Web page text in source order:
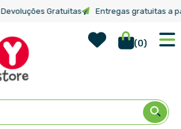
Devoluções Gratuitas Entregas gratuitas a
Wish List
(0)